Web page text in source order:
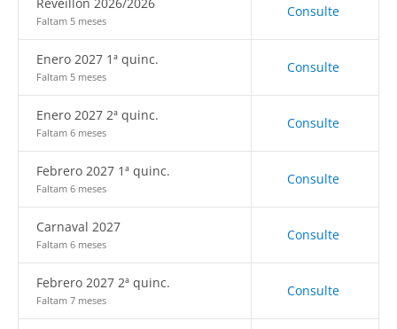
Faltam 5 meses
Consulte
Enero 2027 1ª quinc.
Faltam 5 meses
Consulte
Enero 2027 2ª quinc.
Faltam 6 meses
Consulte
Febrero 2027 1ª quinc.
Faltam 6 meses
Consulte
Carnaval 2027
Faltam 6 meses
Consulte
Febrero 2027 2ª quinc.
Faltam 7 meses
Consulte